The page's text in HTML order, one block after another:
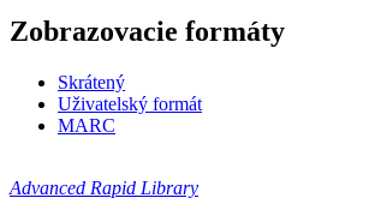
Zobrazovacie formáty
Skrátený
Uživatelský formát
MARC
Advanced Rapid Library